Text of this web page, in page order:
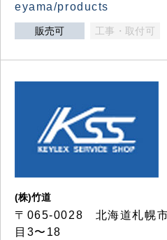
eyama/products
販売可 工事・取付可
(株)竹道
〒065-0028 北海道札幌
目3〜18